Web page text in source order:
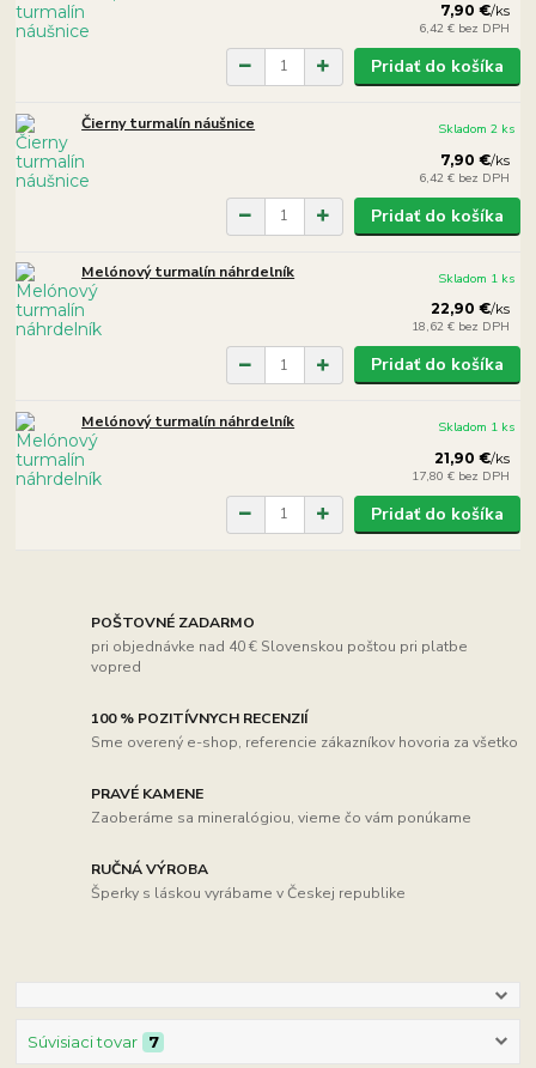
7,90 €/ks
6,42 € bez DPH
Pridať do košíka
Čierny turmalín náušnice
7,90 €/ks
6,42 € bez DPH
Skladom 2 ks
Pridať do košíka
Melónový turmalín náhrdelník
22,90 €/ks
18,62 € bez DPH
Skladom 1 ks
Pridať do košíka
Melónový turmalín náhrdelník
21,90 €/ks
17,80 € bez DPH
Skladom 1 ks
Pridať do košíka
POŠTOVNÉ ZADARMO
pri objednávke nad 40 € Slovenskou poštou pri platbe
vopred
100 % POZITÍVNYCH RECENZIÍ
Sme overený e-shop, referencie zákazníkov hovoria za všetko
PRAVÉ KAMENE
Zaoberáme sa mineralógiou, vieme čo vám ponúkame
RUČNÁ VÝROBA
Šperky s láskou vyrábame v Českej republike
Súvisiaci tovar 7